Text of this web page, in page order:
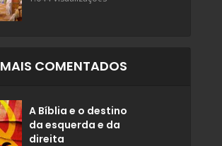
MAIS COMENTADOS
A Bíblia e o destino
da esquerda e da
direita